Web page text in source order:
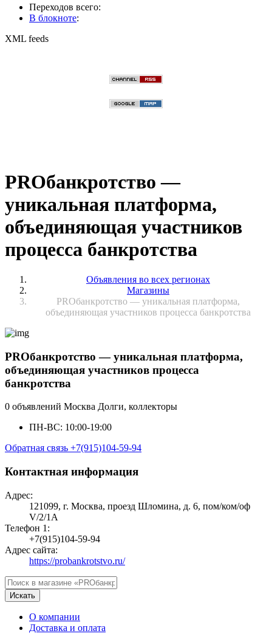
Переходов всего:
В блокноте:
XML feeds
PROбанкротство —
уникальная платформа,
объединяющая участников
процесса банкротства
Объявления во всех регионах
Магазины
PROбанкротство — уникальная платформа,
объединяющая участников процесса банкротства
PROбанкротство — уникальная платформа,
объединяющая участников процесса
банкротства
0 объявлений Москва Долги, коллекторы
ПН-ВС: 10:00-19:00
Обратная связь +7(915)104-59-94
Контактная информация
Адрес:
121099, г. Москва, проезд Шломина, д. 6, пом/ком/оф
V/2/1A
Телефон 1:
+7(915)104-59-94
Адрес сайта:
https://probankrotstvo.ru/
Искать
О компании
Доставка и оплата